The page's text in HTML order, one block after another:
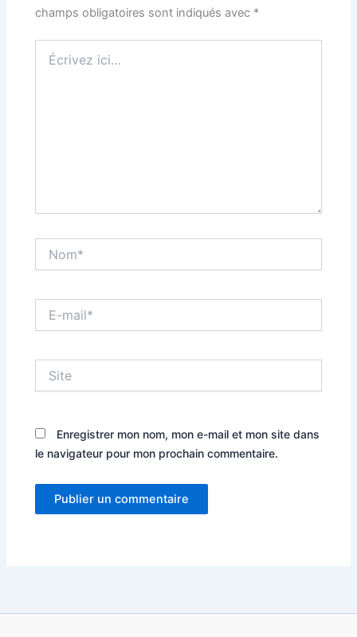
champs obligatoires sont indiqués avec *
ici…
mail*
Enregistrer mon nom, mon e-mail et mon site dans
le navigateur pour mon prochain commentaire.